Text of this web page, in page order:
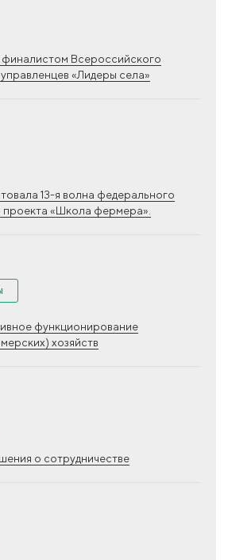
финалистом Всероссийского
«Лидеры села»
13-я волна федерального
проекта «Школа фермера».
функционирование
хозяйств
о сотрудничестве